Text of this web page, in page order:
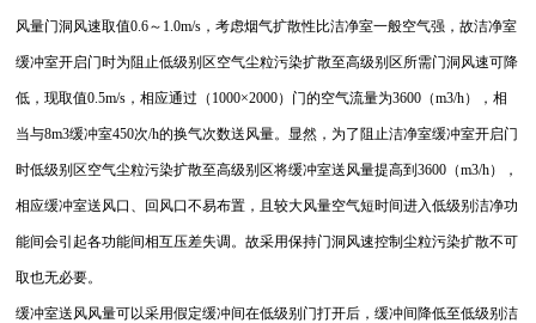
风量门洞风速取值0.6～1.0m/s，考虑烟气扩散性比洁净室一般空气强，故洁净室
缓冲室开启门时为阻止低级别区空气尘粒污染扩散至高级别区所需门洞风速可降
低，现取值0.5m/s，相应通过（1000×2000）门的空气流量为3600（m3/h），相
当与8m3缓冲室450次/h的换气次数送风量。显然，为了阻止洁净室缓冲室开启门
时低级别区空气尘粒污染扩散至高级别区将缓冲室送风量提高到3600（m3/h），
相应缓冲室送风口、回风口不易布置，且较大风量空气短时间进入低级别洁净功
能间会引起各功能间相互压差失调。故采用保持门洞风速控制尘粒污染扩散不可
取也无必要。
缓冲室送风风量可以采用假定缓冲间在低级别门打开后，缓冲间降低至低级别洁